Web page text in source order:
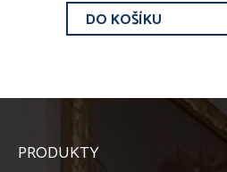
DO KOŠÍKU
PRODUKTY